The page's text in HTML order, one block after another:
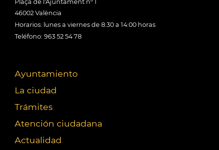
Plaça de l'Ajuntament nº 1
46002 València
Horarios: lunes a viernes de 8:30 a 14:00 horas
Teléfono: 963 52 54 78
Ayuntamiento
La ciudad
Trámites
Atención ciudadana
Actualidad